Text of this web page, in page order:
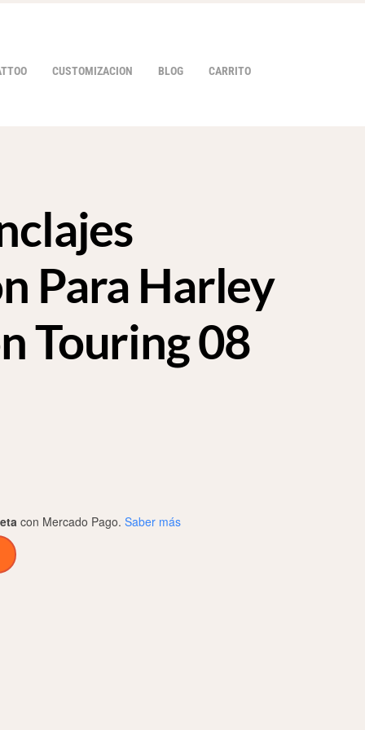
CUSTOMIZACION BLOG CARRITO
Para Harley
Touring 08
con Mercado Pago. Saber más